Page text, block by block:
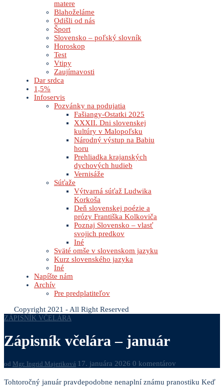
matere
Blahoželáme
Odišli od nás
Šport
Slovensko – poľský slovník
Horoskop
Test
Vtipy
Zaujímavosti
Dar srdca
1,5%
Infoservis
Pozvánky na podujatia
Fašiangy-Ostatki 2025
XXXII. Dni slovenskej
kultúry v Malopoľsku
Národný výstup na Babiu
horu
Prehliadka krajanských
dychových hudieb
Vernisáže
Súťaže
Výtvarná súťaž Ludwika
Korkoša
Deň slovenskej poézie a
prózy Františka Kolkoviča
Poznaj Slovensko – vlasť
svojich predkov
Iné
Sväté omše v slovenskom jazyku
Kurz slovenského jazyka
Iné
Napíšte nám
Archív
Pre predplatiteľov
Copyright 2021 - All Right Reserved
ZÁPISNÍK VČELÁRA
Zápisník včelára – január
od Mgr. Ingrid Majeriková 17. januára 2026 0 komentárov
Tohtoročný január pravdepodobne nenaplní známu pranostiku Keď